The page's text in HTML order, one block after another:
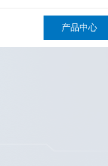
产品中心